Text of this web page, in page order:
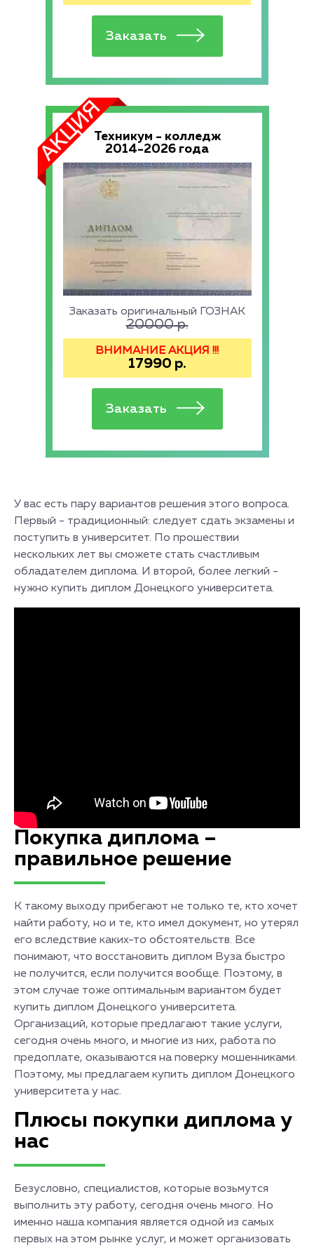
Техникум - колледж
2014-2026 года
Заказать оригинальный ГОЗНАК
20000р.
ВНИМАНИЕ АКЦИЯ !!!
17990 р.
У вас есть пару вариантов решения этого вопроса.
Первый - традиционный: следует сдать экзамены и
поступить в университет. По прошествии
нескольких лет вы сможете стать счастливым
обладателем диплома. И второй, более легкий -
нужно купить диплом Донецкого университета.
Покупка диплома –
правильное решение
К такому выходу прибегают не только те, кто хочет
найти работу, но и те, кто имел документ, но утерял
его вследствие каких-то обстоятельств. Все
понимают, что восстановить диплом Вуза быстро
не получится, если получится вообще. Поэтому, в
этом случае тоже оптимальным вариантом будет
купить диплом Донецкого университета.
Организаций, которые предлагают такие услуги,
сегодня очень много, и многие из них, работа по
предоплате, оказываются на поверку мошенниками.
Поэтому, мы предлагаем купить диплом Донецкого
университета у нас.
Плюсы покупки диплома у
нас
Безусловно, специалистов, которые возьмутся
выполнить эту работу, сегодня очень много. Но
именно наша компания является одной из самых
первых на этом рынке услуг, и может организовать